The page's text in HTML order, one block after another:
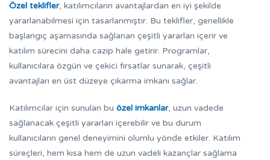
Özel teklifler, katılımcıların avantajlardan en iyi şekilde
yararlanabilmesi için tasarlanmıştır. Bu teklifler, genellikle
başlangıç aşamasında sağlanan çeşitli yararları içerir ve
katılım sürecini daha cazip hale getirir. Programlar,
kullanıcılara özgün ve çekici fırsatlar sunarak, çeşitli
avantajları en üst düzeye çıkarma imkanı sağlar.
Katılımcılar için sunulan bu özel imkanlar, uzun vadede
sağlanacak çeşitli yararları içerebilir ve bu durum
kullanıcıların genel deneyimini olumlu yönde etkiler. Katılım
süreçleri, hem kısa hem de uzun vadeli kazançlar sağlama